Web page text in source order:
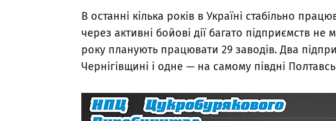
В останні кілька років в Україні стабільно
через активні бойові дії багато підприємств
року планують працювати 29 заводів. Два
Чернігівщині і одне — на самому півдні